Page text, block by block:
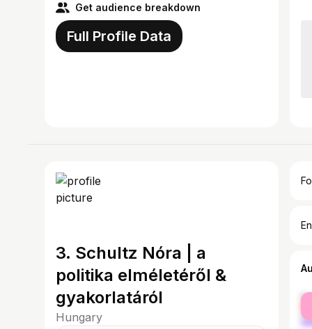
Get audience breakdown
Full Profile Data
3. Schultz Nóra | a
politika elméletéről &
gyakorlatáról
Hungary